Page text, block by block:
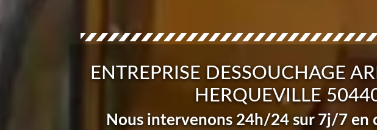
ENTREPRISE DESSOUCHAGE
HERQUEVILLE
Nous intervenons 24h/24 sur 7j/7 en